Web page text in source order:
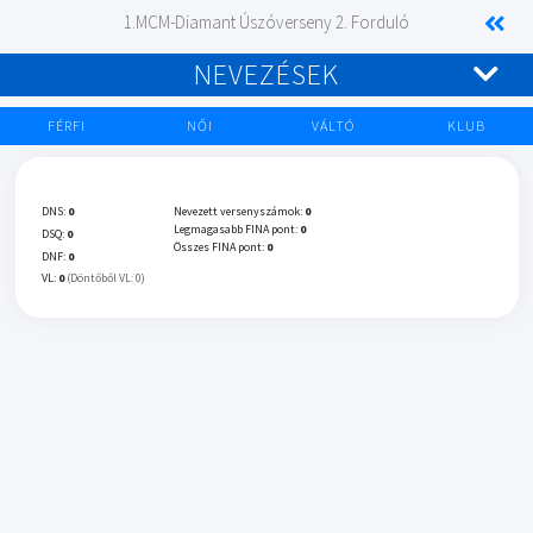
1.MCM-Diamant Úszóverseny 2. Forduló
NEVEZÉSEK
FÉRFI NŐI VÁLTÓ KLUB
DNS: 0
DSQ: 0
DNF: 0
VL: 0 (Döntőből VL: 0)
Nevezett versenyszámok: 0
Legmagasabb FINA pont: 0
Összes FINA pont: 0